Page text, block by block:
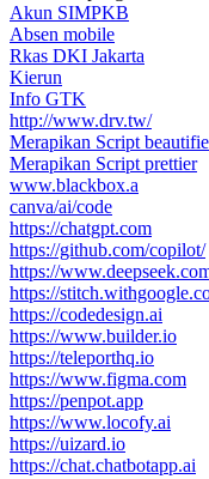
Akun SIMPKB
Absen mobile
Rkas DKI Jakarta
Kierun
Info GTK
http://www.drv.tw/
Merapikan Script
Merapikan Script prettier
www.blackbox.a
canva/ai/code
https://chatgpt.com
https://github.com/copilot/
https://
https://
https://codedesign.ai
https://www.builder.io
https://teleporthq.io
https://www.figma.com
https://penpot.app
https://www.locofy.ai
https://uizard.io
https://chat.chatbotapp.ai